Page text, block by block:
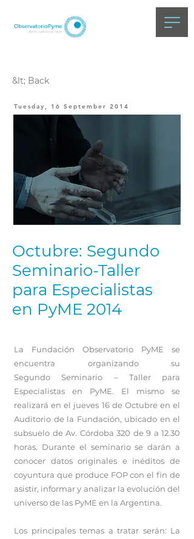
&lt; Back
Tuesday, 16 September 2014
Octubre: Segundo
Seminario-Taller
para Especialistas
en PyME 2014
La Fundación Observatorio PyME se
encuentra organizando su
Segundo Seminario – Taller para
Especialistas en PyME. El mismo se
realizará en el jueves 16 de Octubre en el
Auditorio de la Fundación, ubicado en el
subsuelo de Av. Córdoba 320 de 9 a 12.30
horas. Durante el seminario se darán a
conocer datos originales e inéditos de
coyuntura que produce FOP con el fin de
asistir, informar y analizar la evolución del
universo de las PyME en la Argentina.
Los principales temas a tratar serán: La